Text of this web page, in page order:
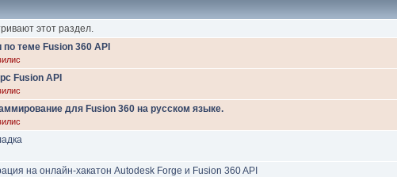
этот раздел.
теме Fusion 360 API
Fusion API
для Fusion 360 на русском языке.
на онлайн-хакатон Autodesk Forge и Fusion 360 API